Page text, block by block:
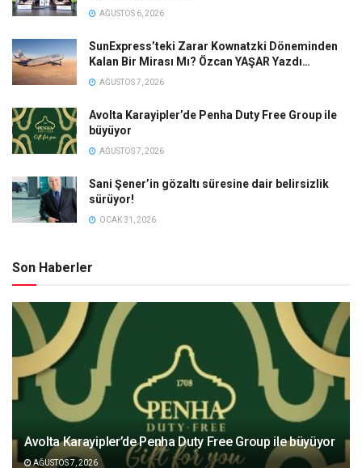
AĞUSTOS 6, 2026
SunExpress’teki Zarar Kownatzki Döneminden
Kalan Bir Mirası Mı? Özcan YAŞAR Yazdı…
AĞUSTOS 7, 2026
Avolta Karayipler’de Penha Duty Free Group ile
büyüyor
AĞUSTOS 7, 2026
Sani Şener’in gözaltı süresine dair belirsizlik
sürüyor!
OCAK 31, 2026
Son Haberler
Avolta Karayipler’de Penha Duty Free Group ile büyüyor
AĞUSTOS 7, 2026